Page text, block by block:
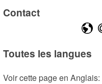
Contact
Toutes les langues
Voir cette page en Anglais: